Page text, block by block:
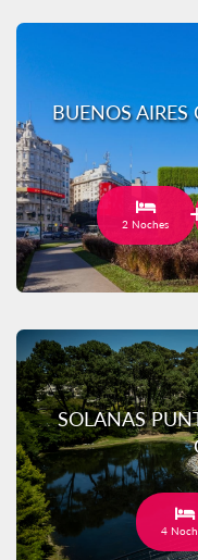
BUENOS AIRES
2 Noches
SOLANAS
4